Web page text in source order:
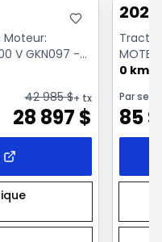
V GKN097 -
42 985$+ tx
28 897 $
0 km
Par
85$